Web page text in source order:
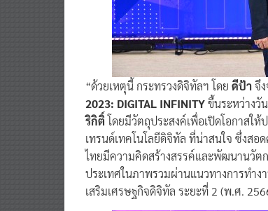
“ด้วยเหตุนี้ กระทรวงดิจิทัลฯ โดย ดีป้าจึ
2023: DIGITAL INFINITYขึ้นระหว่างวั
ริกิติ์ โดยมีวัตถุประสงค์เพื่อเปิดโอกาส
เทรนด์เทคโนโลยีดิจิทัล ที่น่าสนใจ ซึ่งสอ
ไทยมีความคิดสร้างสรรค์และพัฒนานวัต
ประเทศในภาพรวมผ่านแนวทางการทำ
เสริมเศรษฐกิจดิจิทัล ระยะที่ 2 (พ.ศ.